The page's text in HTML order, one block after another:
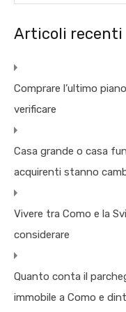
Articoli recenti
Comprare l’ultimo
verificare
Casa grande o casa
acquirenti stanno
Vivere tra Como e la
considerare
Quanto conta il
immobile a Como e